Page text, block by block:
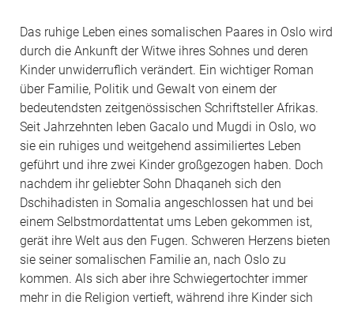
Das ruhige Leben eines somalischen Paares in Oslo wird
durch die Ankunft der Witwe ihres Sohnes und deren
Kinder unwiderruflich verändert. Ein wichtiger Roman
über Familie, Politik und Gewalt von einem der
bedeutendsten zeitgenössischen Schriftsteller Afrikas.
Seit Jahrzehnten leben Gacalo und Mugdi in Oslo, wo
sie ein ruhiges und weitgehend assimiliertes Leben
geführt und ihre zwei Kinder großgezogen haben. Doch
nachdem ihr geliebter Sohn Dhaqaneh sich den
Dschihadisten in Somalia angeschlossen hat und bei
einem Selbstmordattentat ums Leben gekommen ist,
gerät ihre Welt aus den Fugen. Schweren Herzens bieten
sie seiner somalischen Familie an, nach Oslo zu
kommen. Als sich aber ihre Schwiegertochter immer
mehr in die Religion vertieft, während ihre Kinder sich